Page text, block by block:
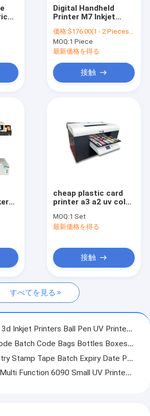
ジェット・プリンタ
ジェットプリンター
ットプリンター
リンター
ター
Digital Handheld
Printer M7 Inkjet
Handjet Color
Handjet Printer PVC
Pipe Smart Cable
Handheld Handjet
Due Date Printer
価格:$176.00(1 - 2 Pieces) $165.00(3 - 7 Pieces) $155.00(>=8 Pieces)
MOQ:1 Piece
最新価格を得る
接触
cheap plastic card
printer a3 a2 uv color
MOQ:1 Set
最新価格を得る
接触
すべてを見る
Pen UV Printer With Auto Printing Machine UV Printer Digital Printing Technology
Bottles Boxes Labeling Coding Machine Digital Handheld Inkjet Printers
Expiry Date Printer Hot For Automatic VFFS Packaging Machine NY-806A
6090 Small UV Printer With White Varnish , Rotary